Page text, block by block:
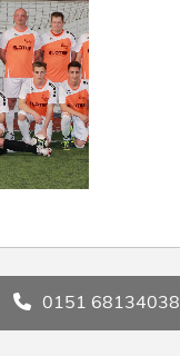
0151 68134038